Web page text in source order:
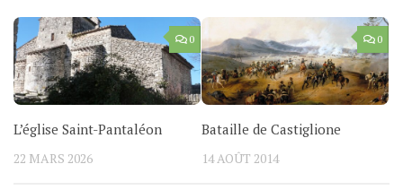
0
L’église Saint-Pantaléon
22 MARS 2026
0
Bataille de Castiglione
14 AOÛT 2014